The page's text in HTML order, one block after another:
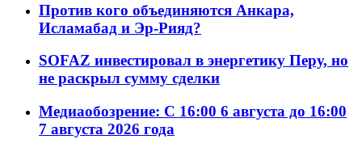
Против кого объединяются Анкара,
Исламабад и Эр-Рияд?
SOFAZ инвестировал в энергетику Перу, но
не раскрыл сумму сделки
Медиаобозрение: С 16:00 6 августа до 16:00
7 августа 2026 года